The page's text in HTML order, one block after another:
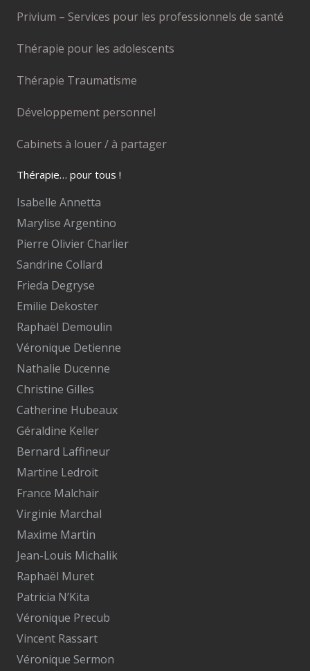
Privium – Services pour les professionnels de santé
Thérapie pour les adolescents
Thérapie Traumatisme
Développement personnel
Cabinets à louer / à partager
Thérapie… pour tous !
Isabelle Annetta
Marylise Argentino
Pierre Olivier Charlier
Sandrine Collard
Frieda Degryse
Emilie Dekoster
Raphaël Demoulin
Véronique Detienne
Nathalie Ducenne
Christine Gilles
Catherine Hubeaux
Géraldine Keller
Bernard Laffineur
Martine Ledroit
France Malchair
Virginie Marchal
Maxime Martin
Jean-Louis Michalik
Raphaël Muret
Patricia N’Kita
Véronique Precub
Vincent Rassart
Véronique Sermon